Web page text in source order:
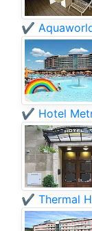
✔️
✔️ Hotel
✔️ Thermal